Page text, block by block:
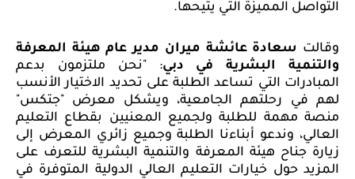
التواصل المميزة التي يتيحها.
وقالت سعادة عائشة ميران مدير عام هيئة المعرفة
والتنمية البشرية في دبي: "نحن ملتزمون بدعم
المبادرات التي تساعد الطلبة على تحديد الاختيار الأنسب
لهم في رحلتهم الجامعية، ويشكل معرض "جتكس"
منصة مهمة للطلبة ولجميع المعنيين بقطاع التعليم
العالي، وندعو أبناءنا الطلبة وجميع زائري المعرض إلى
زيارة جناح هيئة المعرفة والتنمية البشرية للتعرف على
المزيد حول خيارات التعليم العالي الدولية المتوفرة في